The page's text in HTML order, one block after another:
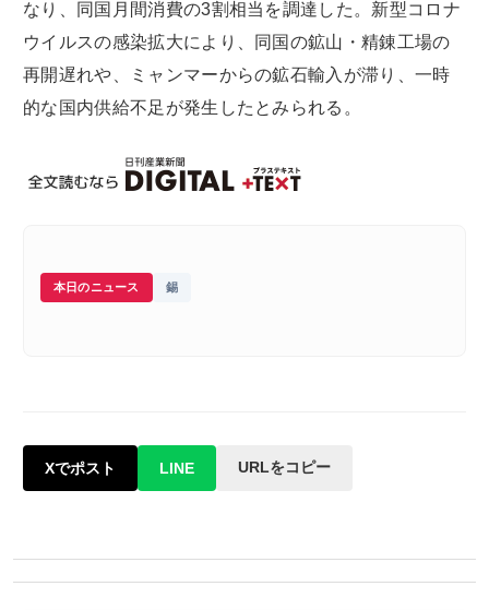
なり、同国月間消費の3割相当を調達した。新型コロナ
ウイルスの感染拡大により、同国の鉱山・精錬工場の
再開遅れや、ミャンマーからの鉱石輸入が滞り、一時
的な国内供給不足が発生したとみられる。
本日のニュース 錫
Xでポスト LINE URLをコピー